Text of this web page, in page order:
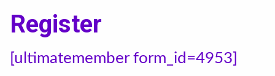
Textile, territoires, mutations
Catalogue de cours
Register
[ultimatemember form_id=4953]